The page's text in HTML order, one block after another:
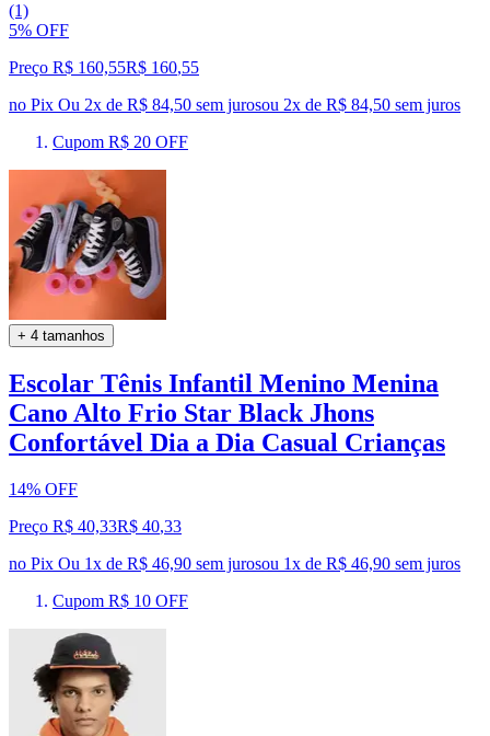
(1)
5% OFF
Preço R$ 160,55R$ 160,55
no Pix Ou 2x de R$ 84,50 sem jurosou 2x de R$ 84,50 sem juros
Cupom R$ 20 OFF
+ 4 tamanhos
Escolar Tênis Infantil Menino Menina
Cano Alto Frio Star Black Jhons
Confortável Dia a Dia Casual Crianças
14% OFF
Preço R$ 40,33R$ 40,33
no Pix Ou 1x de R$ 46,90 sem jurosou 1x de R$ 46,90 sem juros
Cupom R$ 10 OFF